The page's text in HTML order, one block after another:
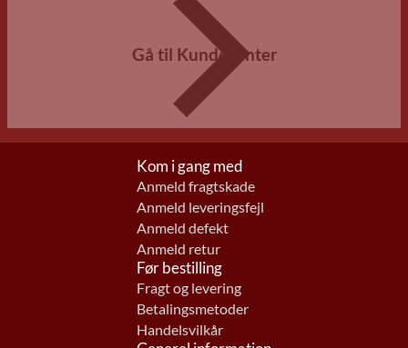
Gå til Kundecenter
Kom i gang med
Anmeld fragtskade
Anmeld leveringsfejl
Anmeld defekt
Anmeld retur
Før bestilling
Fragt og levering
Betalingsmetoder
Handelsvilkår